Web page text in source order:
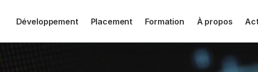
Développement Placement Formation À propos